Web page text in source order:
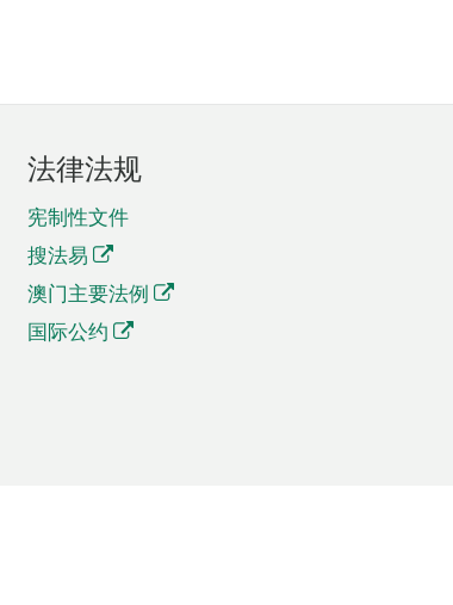
法律法规
宪制性文件
搜法易
澳门主要法例
国际公约